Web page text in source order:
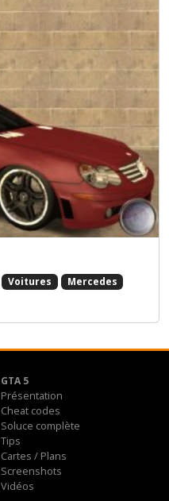
Voitures
Mercedes
GTA 5
Présentation
Cheat codes
Soluce complète
Tips
Cartes / Plans
Screenshots
Vidéos